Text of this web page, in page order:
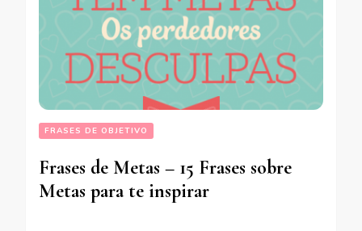
FRASES DE OBJETIVO
Frases de Metas – 15 Frases sobre
Metas para te inspirar